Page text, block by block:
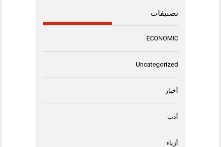
تصنيفات
ECONOMIC
Uncategorized
أخبار
أدب
أزياء